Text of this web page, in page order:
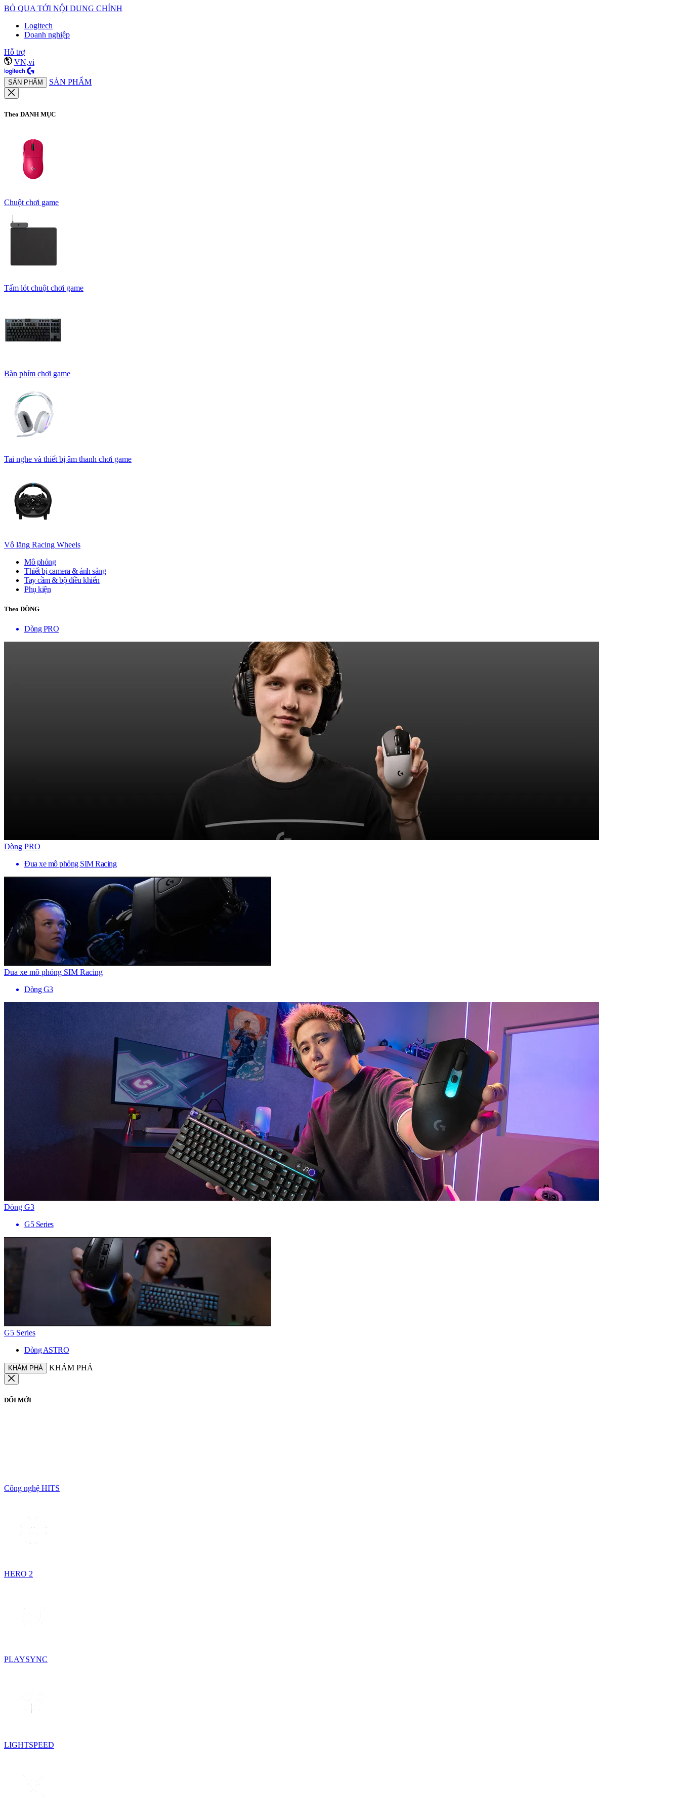
BỎ QUA TỚI NỘI DUNG CHÍNH
Logitech
Doanh nghiệp
Hỗ trợ
VN,vi
SẢN PHẨM SẢN PHẨM
Theo DANH MỤC
Chuột chơi game
Tấm lót chuột chơi game
Bàn phím chơi game
Tai nghe và thiết bị âm thanh chơi game
Vô lăng Racing Wheels
Mô phỏng
Thiết bị camera & ánh sáng
Tay cầm & bộ điều khiển
Phụ kiện
Theo DÒNG
Dòng PRO
Dòng PRO
Đua xe mô phỏng SIM Racing
Đua xe mô phỏng SIM Racing
Dòng G3
Dòng G3
G5 Series
G5 Series
Dòng ASTRO
KHÁM PHÁ KHÁM PHÁ
ĐỔI MỚI
Công nghệ HITS
HERO 2
PLAYSYNC
LIGHTSPEED